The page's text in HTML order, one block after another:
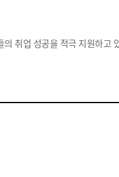
취업 성공을 적극 지원하고